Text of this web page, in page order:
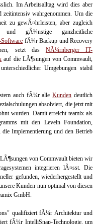
Im Arbeitsalltag wird dies aber
zeitintensiv wahrgenommen. Um die
zu gewÃ¤hrleisten, aber zugleich
gÃ¼nstige ganzheitliche
Software fÃ¼r Backup und Recovery
setzt das NÃ¼rnberger IT-
auf die LÃ¶sungen von Commvault,
Umgebungen stabil
auch fÃ¼r alleKunden deutlich
absolviert, die jetzt mit
wurden. Damit erreicht teamix als
mit den Leveln Foundation,
Implementierung und den Betrieb
von Commvault bieten wir
integrieren lÃ¤sst. Die
gefunden, wiederhergestellt und
Kunden nun optimal von diesen
GmbH.
qualifiziert fÃ¼r Architektur und
fÃ¼r IntelliSnap-Technologie, um